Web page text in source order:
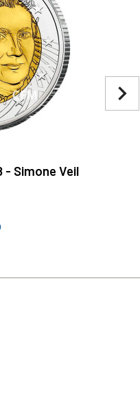
- Simone Veil
navigate_next